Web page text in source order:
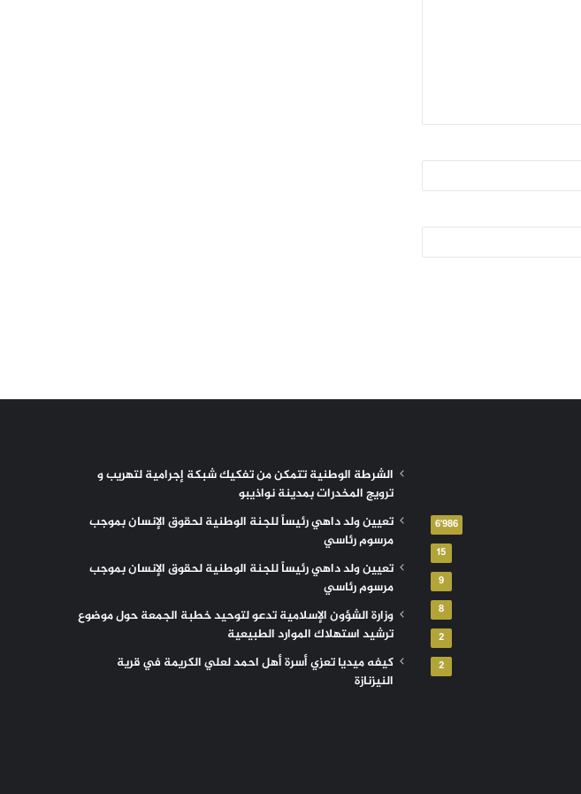
6٬986
15
9
8
2
2
الشرطة الوطنية تتمكن من تفكيك شبكة إجرامية لتهريب و
ترويج المخدرات بمدينة نواذيبو
تعيين ولد داهي رئيساً للجنة الوطنية لحقوق الإنسان بموجب
مرسوم رئاسي
تعيين ولد داهي رئيساً للجنة الوطنية لحقوق الإنسان بموجب
مرسوم رئاسي
وزارة الشؤون الإسلامية تدعو لتوحيد خطبة الجمعة حول موضوع
ترشيد استهلاك الموارد الطبيعية
كيفه ميديا تعزي أسرة أهل احمد لعلي الكريمة في قرية
النيزنازة